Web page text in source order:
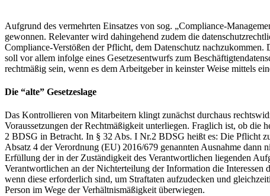
Aufgrund des vermehrten Einsatzes von sog. „Compliance-
gewonnen. Relevanter wird dahingehend zudem die
Compliance-Verstößen der Pflicht, dem Datenschutz
soll vor allem infolge eines Gesetzesentwurfs zum
rechtmäßig sein, wenn es dem Arbeitgeber in keinster Weise mittels
Die “alte” Gesetzeslage
Das Kontrollieren von Mitarbeitern klingt zunächst durchaus
Voraussetzungen der Rechtmäßigkeit unterliegen. Fraglich ist, ob
2 BDSG in Betracht. In § 32 Abs. I Nr.2 BDSG heißt es: Die Pflicht
Absatz 4 der Verordnung (EU) 2016/679 genannten Ausnahme
Erfüllung der in der Zuständigkeit des Verantwortlichen liegenden
Verantwortlichen an der Nichterteilung der Information die
wenn diese erforderlich sind, um Straftaten aufzudecken und
Person im Wege der Verhältnismäßigkeit überwiegen.